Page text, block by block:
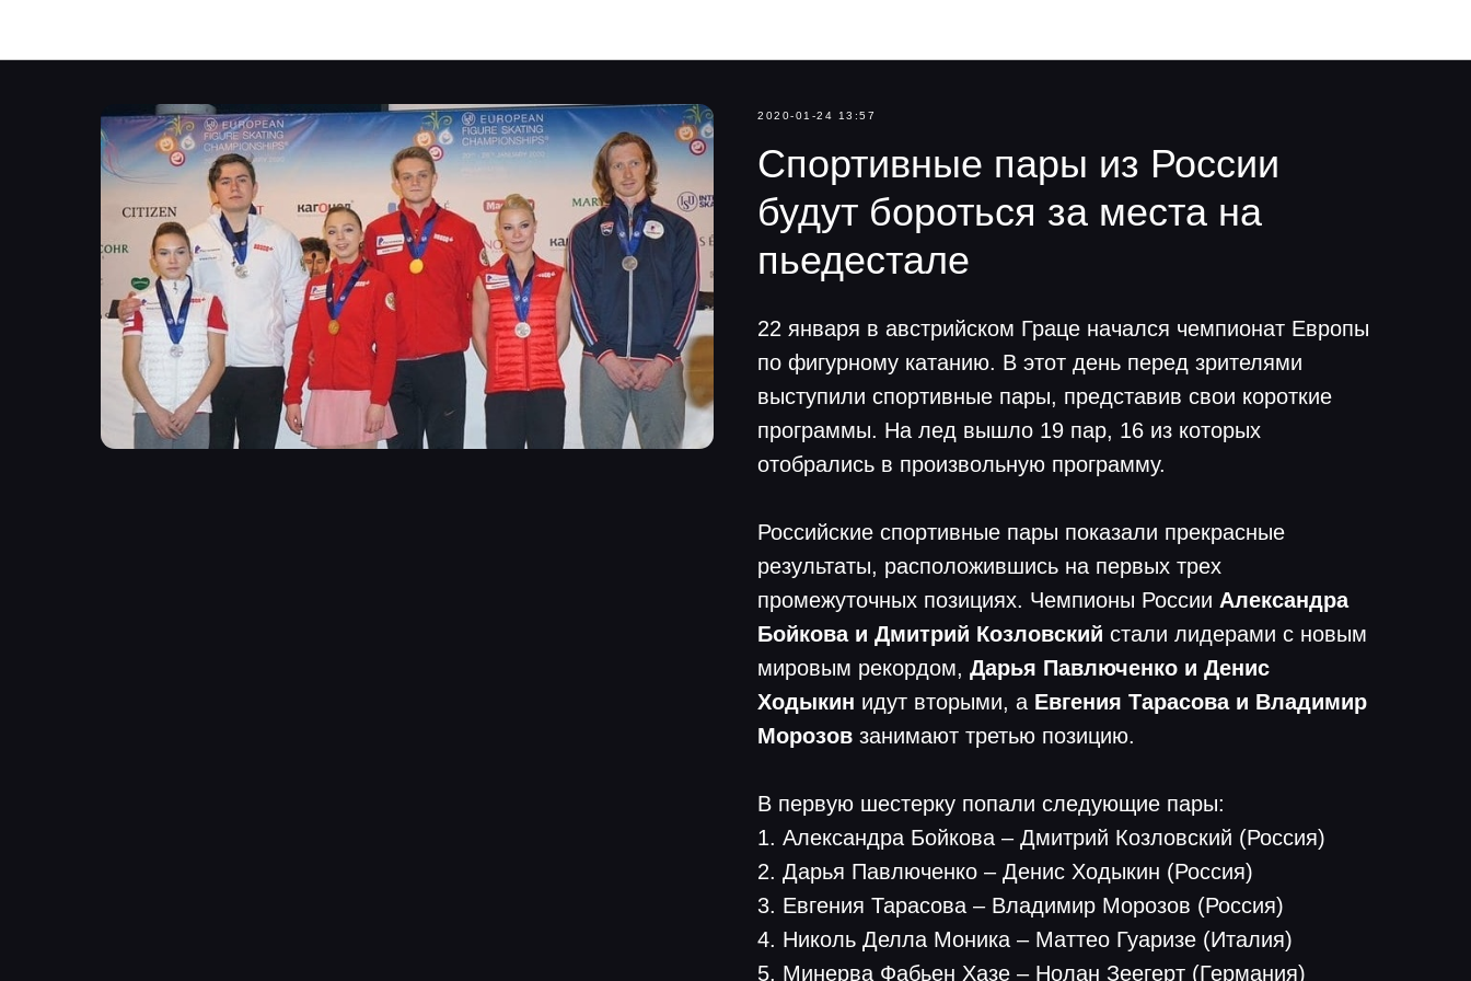
2020-01-24 13:57
Спортивные пары из России
будут бороться за места на
пьедестале
22 января в австрийском Граце начался чемпионат Европы
по фигурному катанию. В этот день перед зрителями
выступили спортивные пары, представив свои короткие
программы. На лед вышло 19 пар, 16 из которых
отобрались в произвольную программу.
Российские спортивные пары показали прекрасные
результаты, расположившись на первых трех
промежуточных позициях. Чемпионы России Александра
Бойкова и Дмитрий Козловский стали лидерами с новым
мировым рекордом, Дарья Павлюченко и Денис
Ходыкин идут вторыми, а Евгения Тарасова и Владимир
Морозов занимают третью позицию.
В первую шестерку попали следующие пары:
1. Александра Бойкова – Дмитрий Козловский (Россия)
2. Дарья Павлюченко – Денис Ходыкин (Россия)
3. Евгения Тарасова – Владимир Морозов (Россия)
4. Николь Делла Моника – Маттео Гуаризе (Италия)
5. Минерва Фабьен Хазе – Нолан Зеегерт (Германия)